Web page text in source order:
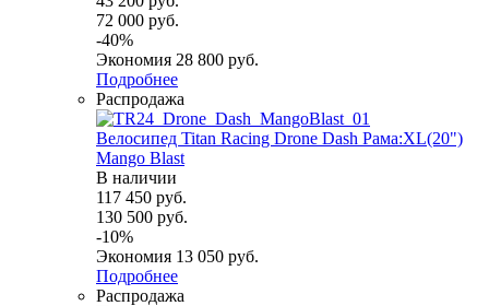
72 000 руб.
-40%
Экономия 28 800 руб.
Подробнее
Распродажа
Велосипед Titan Racing Drone Dash Рама:XL(20")
Mango Blast
В наличии
117 450 руб.
130 500 руб.
-10%
Экономия 13 050 руб.
Подробнее
Распродажа